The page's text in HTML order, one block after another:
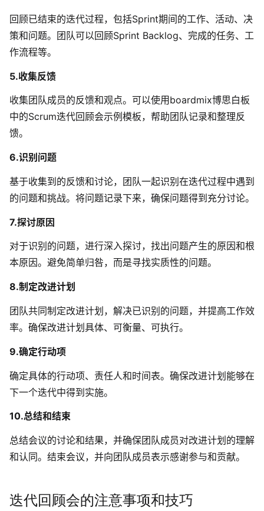
回顾已结束的迭代过程，包括Sprint期间的工作、活动、决
策和问题。团队可以回顾Sprint Backlog、完成的任务、工
作流程等。
5.收集反馈
收集团队成员的反馈和观点。可以使用boardmix博思白板
中的Scrum迭代回顾会示例模板，帮助团队记录和整理反
馈。
6.识别问题
基于收集到的反馈和讨论，团队一起识别在迭代过程中遇到
的问题和挑战。将问题记录下来，确保问题得到充分讨论。
7.探讨原因
对于识别的问题，进行深入探讨，找出问题产生的原因和根
本原因。避免简单归咎，而是寻找实质性的问题。
8.制定改进计划
团队共同制定改进计划，解决已识别的问题，并提高工作效
率。确保改进计划具体、可衡量、可执行。
9.确定行动项
确定具体的行动项、责任人和时间表。确保改进计划能够在
下一个迭代中得到实施。
10.总结和结束
总结会议的讨论和结果，并确保团队成员对改进计划的理解
和认同。结束会议，并向团队成员表示感谢参与和贡献。
迭代回顾会的注意事项和技巧